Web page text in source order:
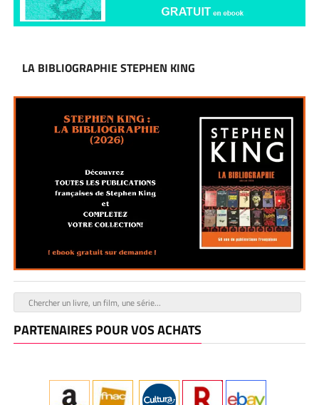
LA BIBLIOGRAPHIE STEPHEN KING
PARTENAIRES POUR VOS ACHATS